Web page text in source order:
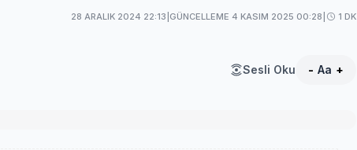
28 ARALIK 2024 22:13 GÜNCELLEME 4 KASIM 2025 00:28 1 DK
Sesli Oku - Aa +